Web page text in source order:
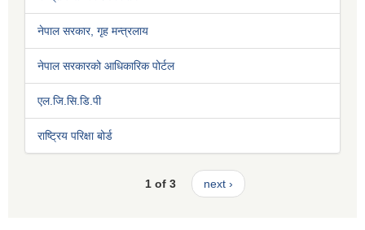
नेपाल सरकार, गृह मन्त्रलाय
नेपाल सरकारको आधिकारिक पोर्टल
एल.जि.सि.डि.पी
राष्ट्रिय परिक्षा बोर्ड
1 of 3 next ›